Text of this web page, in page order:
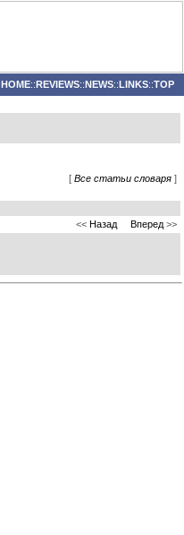
HOME::REVIEWS::NEWS::LINKS::TOP
[ Все статьи словаря ]
<< Назад Вперед >>